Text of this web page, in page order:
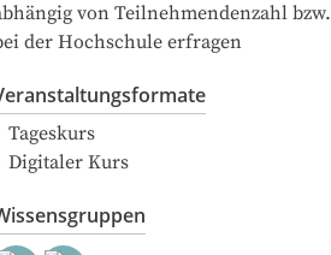
von Teilnehmendenzahl bzw.
der Hochschule erfragen
Tageskurs
Digitaler Kurs